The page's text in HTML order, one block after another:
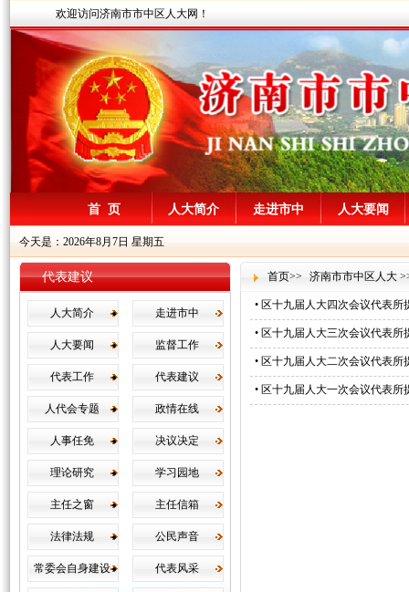
欢迎访问济南市市中区人大网！
首 页 人大简介 走进市中 人大要闻
今天是：2026年8月7日 星期五
代表建议
人大简介 走进市中
人大要闻 监督工作
代表工作 代表建议
人代会专题 政情在线
人事任免 决议决定
理论研究 学习园地
主任之窗 主任信箱
法律法规 公民声音
常委会自身建设 代表风采
首页>> 济南市市中区人大
• 区十九届人大四次会议代表所
• 区十九届人大三次会议代表所
• 区十九届人大二次会议代表所
• 区十九届人大一次会议代表所